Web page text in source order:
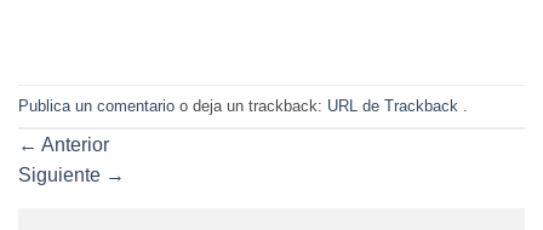
Publica un comentario o deja un trackback: URL de Trackback
← Anterior
Siguiente →